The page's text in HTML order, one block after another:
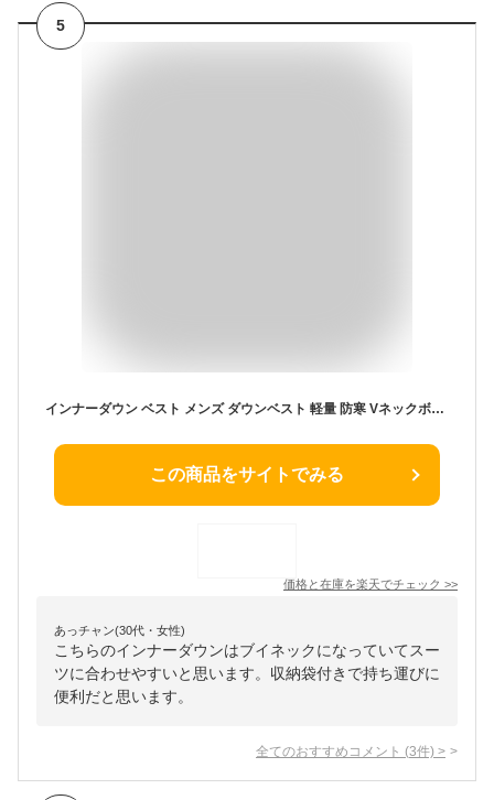
5
インナーダウン ベスト メンズ ダウンベスト 軽量 防寒 Vネックボタン スーツベスト アウター ビジネス カジュアル 収納袋 ポーチ付き パッカブル ウルトラライト ハイブリットダウン
この商品をサイトでみる
価格と在庫を楽天でチェック >>
あっチャン(30代・女性)
こちらのインナーダウンはブイネックになっていてスー
ツに合わせやすいと思います。収納袋付きで持ち運びに
便利だと思います。
全てのおすすめコメント (3件) >